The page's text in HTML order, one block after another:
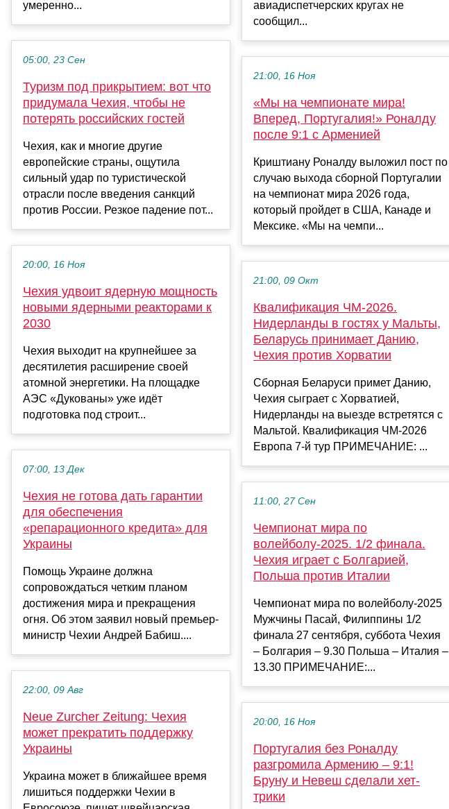
умеренно...
05:00, 23 Сен
Туризм под прикрытием: вот что
придумала Чехия, чтобы не
потерять российских гостей
Чехия, как и многие другие
европейские страны, ощутила
сильный удар по туристической
отрасли после введения санкций
против России. Резкое падение пот...
20:00, 16 Ноя
Чехия удвоит ядерную мощность
новыми ядерными реакторами к
2030
Чехия выходит на крупнейшее за
десятилетия расширение своей
атомной энергетики. На площадке
АЭС «Дукованы» уже идёт
подготовка под строит...
07:00, 13 Дек
Чехия не готова дать гарантии
для обеспечения
«репарационного кредита» для
Украины
Помощь Украине должна
сопровождаться четким планом
достижения мира и прекращения
огня. Об этом заявил новый премьер-
министр Чехии Андрей Бабиш....
22:00, 09 Авг
Neue Zurcher Zeitung: Чехия
может прекратить поддержку
Украины
Украина может в ближайшее время
лишиться поддержки Чехии в
авиадиспетчерских кругах не
сообщил...
21:00, 16 Ноя
«Мы на чемпионате мира!
Вперед, Португалия!» Роналду
после 9:1 с Арменией
Криштиану Роналду выложил пост по
случаю выхода сборной Португалии
на чемпионат мира 2026 года,
который пройдет в США, Канаде и
Мексике. «Мы на чемпи...
21:00, 09 Окт
Квалификация ЧМ-2026.
Нидерланды в гостях у Мальты,
Беларусь принимает Данию,
Чехия против Хорватии
Сборная Беларуси примет Данию,
Чехия сыграет с Хорватией,
Нидерланды на выезде встретятся с
Мальтой. Квалификация ЧМ-2026
Европа 7-й тур ПРИМЕЧАНИЕ: ...
11:00, 27 Сен
Чемпионат мира по
волейболу-2025. 1/2 финала.
Чехия играет с Болгарией,
Польша против Италии
Чемпионат мира по волейболу-2025
Мужчины Пасай, Филиппины 1/2
финала 27 сентября, суббота Чехия
– Болгария – 9.30 Польша – Италия –
13.30 ПРИМЕЧАНИЕ:...
20:00, 16 Ноя
Португалия без Роналду
разгромила Армению – 9:1!
Бруну и Невеш сделали хет-
трики